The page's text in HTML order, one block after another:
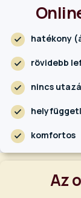
hatékony
rövidebb
nincs
komfortos
Az